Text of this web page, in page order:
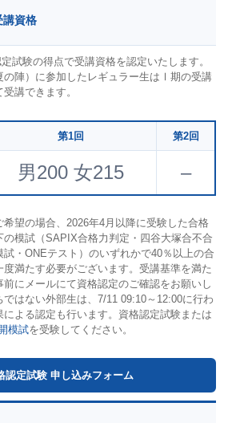
講資格
試験の得点で受講資格を認定いたします。
の陣）に参加したレギュラー生はⅠ期の受講
講できます。
第1回 第2回
男200 女215 –
望の場合、2026年4月以降に受験した合格
模試（SAPIX合格力判定・四谷大塚合不合
・ONEテスト）のいずれかで40％以上の合
満たす必要がございます。受講基準を満た
前にメールにて資格認定のご確認をお願いし
ではない外部生は、7/11 09:10～12:00に行わ
よる認定も行います。資格認定試験または
模試を受験してください。
認定試験 申し込みフォーム